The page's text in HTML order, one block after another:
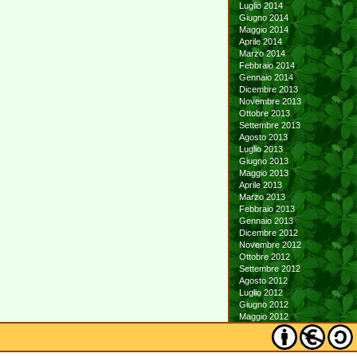
Luglio 2014
Giugno 2014
Maggio 2014
Aprile 2014
Marzo 2014
Febbraio 2014
Gennaio 2014
Dicembre 2013
Novembre 2013
Ottobre 2013
Settembre 2013
Agosto 2013
Luglio 2013
Giugno 2013
Maggio 2013
Aprile 2013
Marzo 2013
Febbraio 2013
Gennaio 2013
Dicembre 2012
Novembre 2012
Ottobre 2012
Settembre 2012
Agosto 2012
Luglio 2012
Giugno 2012
Maggio 2012
Aprile 2012
Marzo 2012
Febbraio 2012